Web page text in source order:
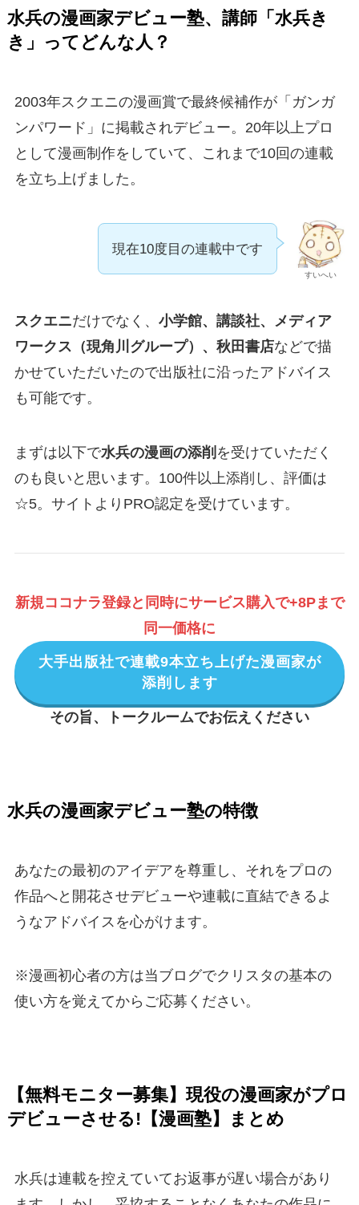
水兵の漫画家デビュー塾、講師「水兵き
き」ってどんな人？
2003年スクエニの漫画賞で最終候補作が「ガンガ
ンパワード」に掲載されデビュー。20年以上プロ
として漫画制作をしていて、これまで10回の連載
を立ち上げました。
すいへい
現在10度目の連載中です
スクエニだけでなく、 小学館、講談社、メディア
ワークス（現角川グループ）、秋田書店などで描
かせていただいたので出版社に沿ったアドバイス
も可能です。
まずは以下で水兵の漫画の添削 を受けていただく
のも良いと思います。100件以上添削し、評価は
☆5。サイトよりPRO認定を受けています。
新規ココナラ登録と同時にサービス購入で+8Pまで
同一価格に
大手出版社で連載9本立ち上げた漫画家が
添削します
その旨、トークルームでお伝えください
水兵の漫画家デビュー塾の特徴
あなたの最初のアイデアを尊重し、それをプロの
作品へと開花させデビューや連載に直結できるよ
うなアドバイスを心がけます。
※漫画初心者の方は当ブログでクリスタの基本の
使い方を覚えてからご応募ください。
【無料モニター募集】現役の漫画家がプロ
デビューさせる!【漫画塾】まとめ
水兵は連載を控えていてお返事が遅い場合があり